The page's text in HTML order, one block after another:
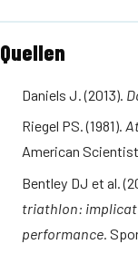
Quellen
Daniels J. (2013).
Riegel PS. (1981).
American
Bentley DJ et al.
triathlon:
performance.